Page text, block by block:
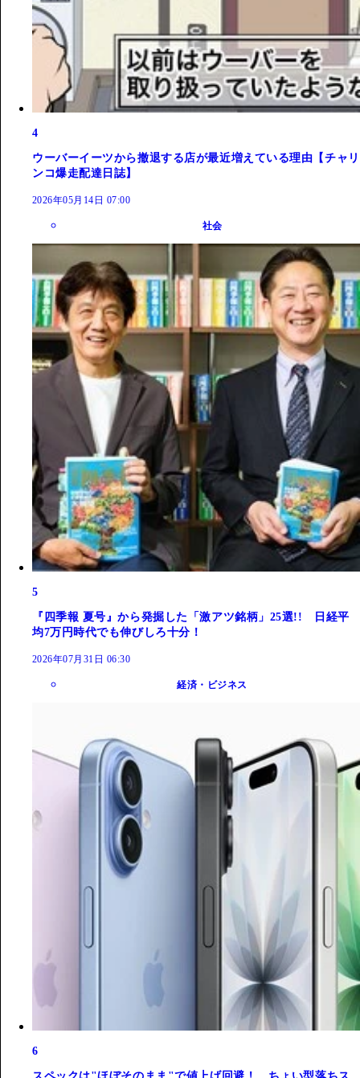
4
ウーバーイーツから撤退する店が最近増えている理由【チャリ
ンコ爆走配達日誌】
2026年05月14日 07:00
社会
5
『四季報 夏号』から発掘した「激アツ銘柄」25選!! 日経平
均7万円時代でも伸びしろ十分！
2026年07月31日 06:30
経済・ビジネス
6